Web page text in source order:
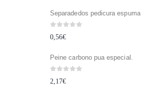
Separadedos pedicura espuma
0,56€
Peine carbono pua especial.
2,17€